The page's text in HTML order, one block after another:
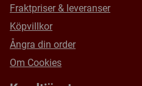
Fraktpriser & leveranser
Köpvillkor
Ångra din order
Om Cookies